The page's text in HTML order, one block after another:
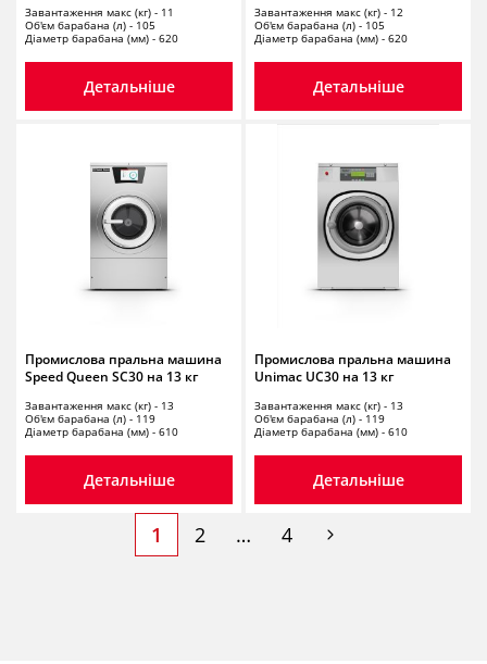
Завантаження макс (кг) - 11
Об'єм барабана (л) - 105
Діаметр барабана (мм) - 620
Детальніше
Завантаження макс (кг) - 12
Об'єм барабана (л) - 105
Діаметр барабана (мм) - 620
Детальніше
Промислова пральна машина
Speed Queen SC30 на 13 кг
Завантаження макс (кг) - 13
Об'єм барабана (л) - 119
Діаметр барабана (мм) - 610
Детальніше
Промислова пральна машина
Unimac UC30 на 13 кг
Завантаження макс (кг) - 13
Об'єм барабана (л) - 119
Діаметр барабана (мм) - 610
Детальніше
1 2 … 4